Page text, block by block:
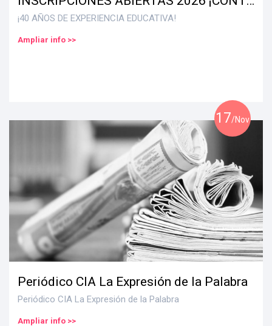
¡40 AÑOS DE EXPERIENCIA EDUCATIVA!
Ampliar info >>
17/Nov
Periódico CIA La Expresión de la Palabra
Periódico CIA La Expresión de la Palabra
Ampliar info >>